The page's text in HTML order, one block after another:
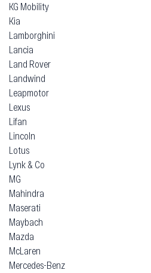
KG Mobility
Kia
Lamborghini
Lancia
Land Rover
Landwind
Leapmotor
Lexus
Lifan
Lincoln
Lotus
Lynk & Co
MG
Mahindra
Maserati
Maybach
Mazda
McLaren
Mercedes-Benz